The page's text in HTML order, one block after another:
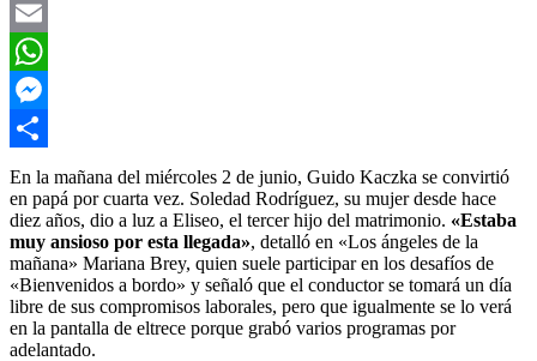
Twitter
Email
WhatsApp
Messenger
Compartir
En la mañana del miércoles 2 de junio, Guido Kaczka se convirtió
en papá por cuarta vez. Soledad Rodríguez, su mujer desde hace
diez años, dio a luz a Eliseo, el tercer hijo del matrimonio. «Estaba
muy ansioso por esta llegada», detalló en «Los ángeles de la
mañana» Mariana Brey, quien suele participar en los desafíos de
«Bienvenidos a bordo» y señaló que el conductor se tomará un día
libre de sus compromisos laborales, pero que igualmente se lo verá
en la pantalla de eltrece porque grabó varios programas por
adelantado.